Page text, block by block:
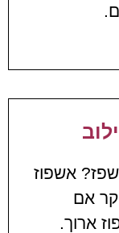
אשפוז
אם
ארוך.